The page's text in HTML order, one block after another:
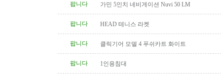
팝니다 가민 5인치 네비게이션 Nuvi 50 LM
팝니다 HEAD 테니스 라켓
팝니다 클릭기어 모델 4 푸쉬카트 화이트
팝니다 1인용침대